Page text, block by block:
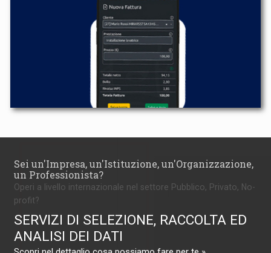
Sei un'Impresa, un'Istituzione, un'Organizzazione,
un Professionista?
Operi a livello internazionale nel settore Pubblico, Privato, No-
profit?
SERVIZI DI SELEZIONE, RACCOLTA ED
ANALISI DEI DATI